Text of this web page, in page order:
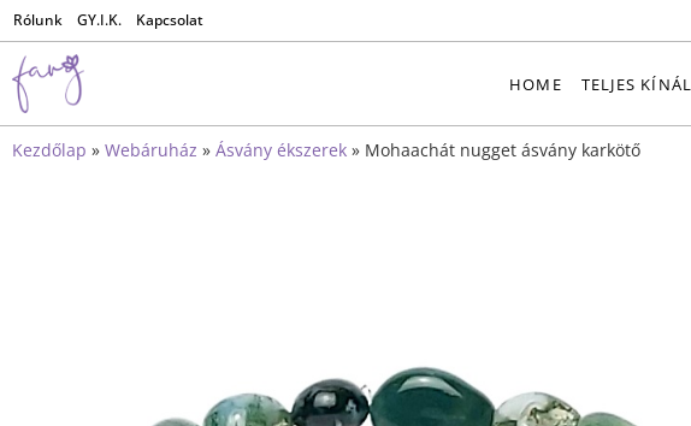
Rólunk GY.I.K. Kapcsolat
HOME TELJES
Kezdőlap » Webáruház » Ásvány ékszerek » Mohaachát nugget ásvány karkötő